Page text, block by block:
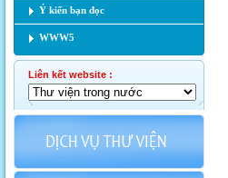
Ý kiến bạn đọc
WWW5
Liên kết website :